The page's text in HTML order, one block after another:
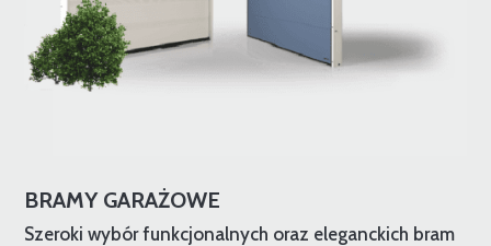
BRAMY GARAŻOWE
Szeroki wybór funkcjonalnych oraz eleganckich bram